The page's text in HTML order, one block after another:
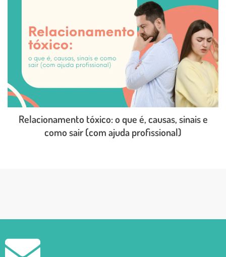
Relacionamento tóxico: o que é, causas, sinais e
como sair (com ajuda profissional)